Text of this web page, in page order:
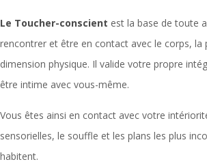
Le Toucher-conscient est la base de toute
rencontrer et être en contact avec le corps, la
dimension physique. Il valide votre propre
être intime avec vous-même.
Vous êtes ainsi en contact avec votre
sensorielles, le souffle et les plans les plus
habitent.